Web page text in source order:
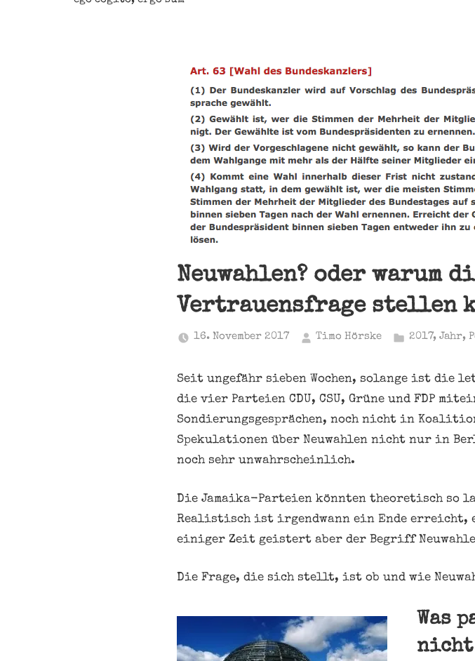
Neuwahlen? oder warum
Vertrauensfrage stellen
16. November 2017 Timo Hörske 2017, Jahr,
Seit ungefähr sieben Wochen, solange ist die
die vier Parteien CDU, CSU, Grüne und FDP
Sondierungsgesprächen, noch nicht in
Spekulationen über Neuwahlen nicht nur in
noch sehr unwahrscheinlich.
Die Jamaika-Parteien könnten theoretisch so
Realistisch ist irgendwann ein Ende erreicht,
einiger Zeit geistert aber der Begriff
Die Frage, die sich stellt, ist ob und wie
Was
nicht